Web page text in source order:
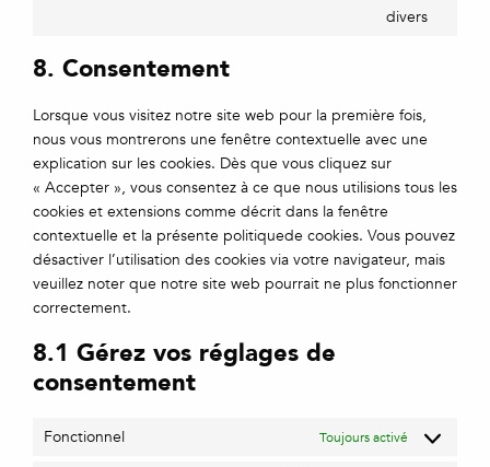
divers
8. Consentement
Lorsque vous visitez notre site web pour la première fois,
nous vous montrerons une fenêtre contextuelle avec une
explication sur les cookies. Dès que vous cliquez sur
« Accepter », vous consentez à ce que nous utilisions tous les
cookies et extensions comme décrit dans la fenêtre
contextuelle et la présente politiquede cookies. Vous pouvez
désactiver l’utilisation des cookies via votre navigateur, mais
veuillez noter que notre site web pourrait ne plus fonctionner
correctement.
8.1 Gérez vos réglages de
consentement
Fonctionnel Toujours activé